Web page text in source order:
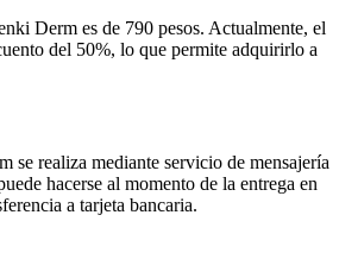
Derm es de 790 pesos. Actualmente, el
del 50%, lo que permite adquirirlo a
se realiza mediante servicio de mensajería
hacerse al momento de la entrega en
a tarjeta bancaria.